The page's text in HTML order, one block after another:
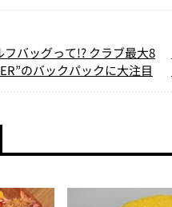
バッグって!? クラブ最大8
のバックパックに大注目